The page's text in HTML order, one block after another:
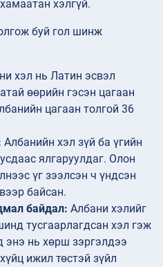
хэлгүй.
буй гол шинж
хэл нь Латин эсвэл
өөрийн гэсэн цагаан
цагаан толгой 36
Албанийн хэл зүй ба үгийн
ялгаруулдаг. Олон
үг зээлсэн ч үндсэн
байсан.
байдал: Албани хэлийг
тусгаарлагдсан хэл гэж
энэ нь хөрш зэргэлдээ
ижил төстэй зүйл